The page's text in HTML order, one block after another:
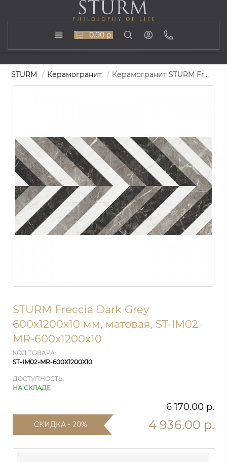
0.00 р.
STURM Керамогранит Керамогранит STURM Freccia Dark Grey 600х1200х10 мм, матовая, ST-IM02-MR-600x1200x10
STURM Freccia Dark Grey
600х1200х10 мм, матовая, ST-IM02-
MR-600x1200x10
КОД ТОВАРА:
ST-IM02-MR-600X1200X10
ДОСТУПНОСТЬ:
НА СКЛАДЕ
6 170.00 р.
СКИДКА - 20% 4 936.00 р.